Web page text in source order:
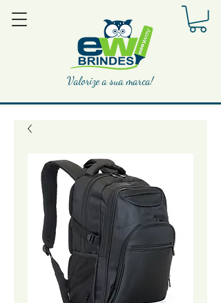
Valorize a sua marca!